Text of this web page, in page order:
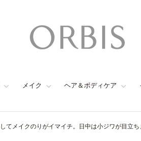
メイク ヘア＆ボディケア
てメイクのりがイマイチ。日中は小ジワが目立